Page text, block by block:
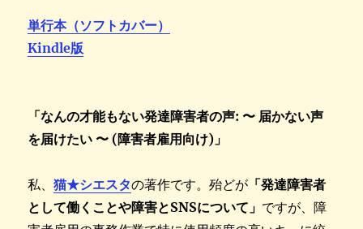
単行本（ソフトカバー）
Kindle版
「なんの才能もない発達障害者の声: 〜 届かない声
を届けたい 〜 (障害者雇用向け)」
私、猫★シエスタの著作です。殆どが 「発達障害者
として働くことや障害とSNSについて」 ですが、障